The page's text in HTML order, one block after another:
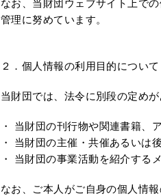
なお、当財団ウェブサイト上で
管理に努めています。
２．個人情報の利用目的について
当財団では、法令に別段の定め
当財団の刊行物や関連書籍、
当財団の主催・共催あるいは
当財団の事業活動を紹介する
なお、ご本人がご自身の個人情